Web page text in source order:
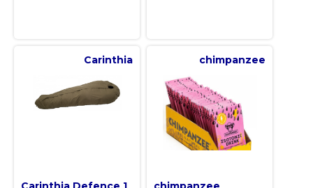
Carinthia chimpanzee